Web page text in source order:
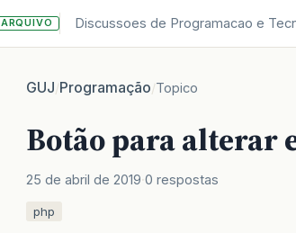
ARQUIVO Discussoes de Programacao e
GUJ/Programação/Topico
Botão para alterar
25 de abril de 2019 0 respostas
php